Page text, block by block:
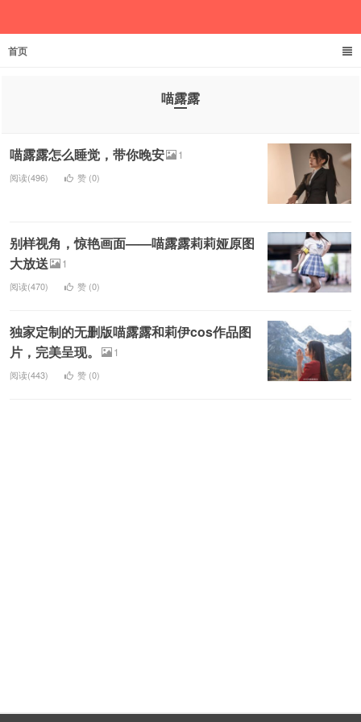
首页
喵露露
喵露露怎么睡觉，带你晚安 1
阅读(496) 赞 (0)
别样视角，惊艳画面——喵露露莉莉娅原图
大放送
1
阅读(470) 赞 (0)
独家定制的无删版喵露露和莉伊cos作品图
片，完美呈现。
1
阅读(443) 赞 (0)